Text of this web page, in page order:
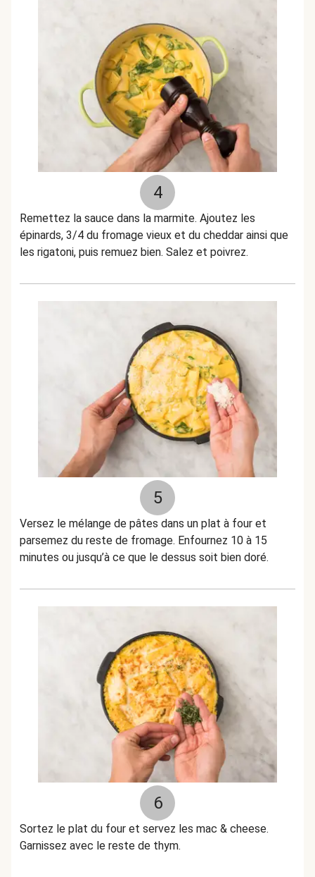
4
Remettez la sauce dans la marmite. Ajoutez les
épinards, 3/4 du fromage vieux et du cheddar ainsi que
les rigatoni, puis remuez bien. Salez et poivrez.
5
Versez le mélange de pâtes dans un plat à four et
parsemez du reste de fromage. Enfournez 10 à 15
minutes ou jusqu’à ce que le dessus soit bien doré.
6
Sortez le plat du four et servez les mac & cheese.
Garnissez avec le reste de thym.